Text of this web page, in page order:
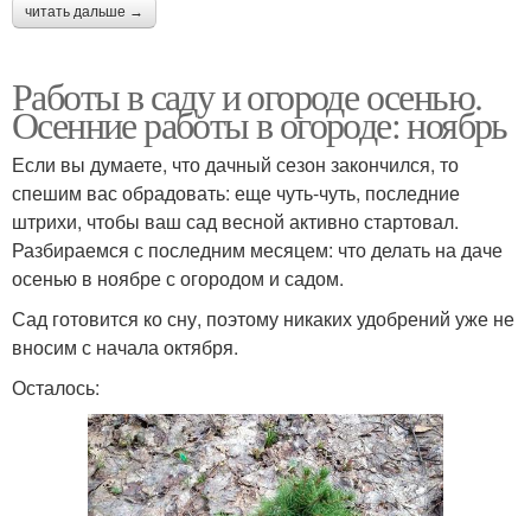
читать дальше →
Работы в саду и огороде осенью.
Осенние работы в огороде: ноябрь
Если вы думаете, что дачный сезон закончился, то
спешим вас обрадовать: еще чуть-чуть, последние
штрихи, чтобы ваш сад весной активно стартовал.
Разбираемся с последним месяцем: что делать на даче
осенью в ноябре с огородом и садом.
Сад готовится ко сну, поэтому никаких удобрений уже не
вносим с начала октября.
Осталось: